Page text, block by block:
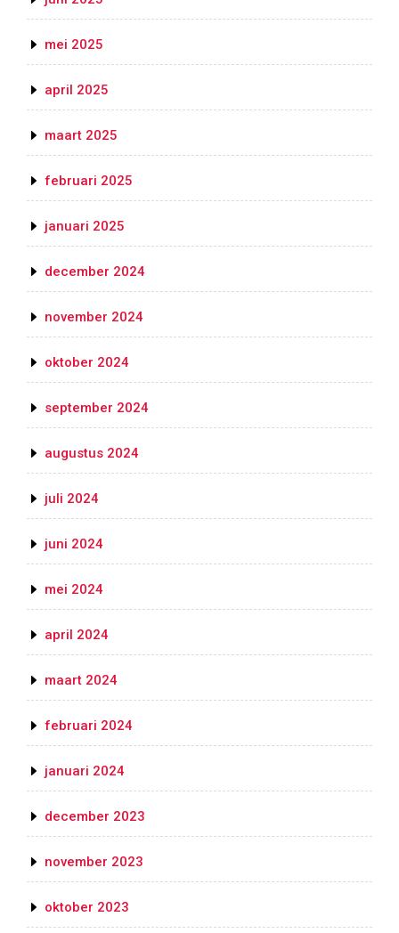
mei 2025
april 2025
maart 2025
februari 2025
januari 2025
december 2024
november 2024
oktober 2024
september 2024
augustus 2024
juli 2024
juni 2024
mei 2024
april 2024
maart 2024
februari 2024
januari 2024
december 2023
november 2023
oktober 2023